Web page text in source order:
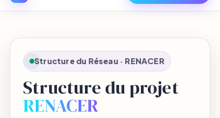
Structure du Réseau · RENACER
Structure du projet
RENACER